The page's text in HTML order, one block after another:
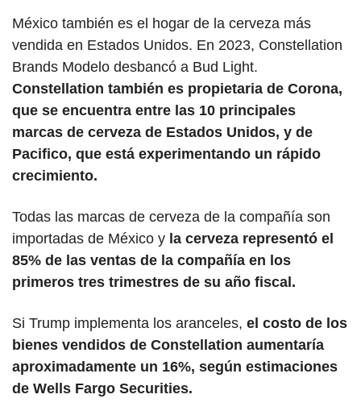
México también es el hogar de la cerveza más
vendida en Estados Unidos. En 2023, Constellation
Constellation también es propietaria de Corona,
que se encuentra entre las 10 principales
marcas de cerveza de Estados Unidos, y de
Pacifico, que está experimentando un rápido
crecimiento.
Todas las marcas de cerveza de la compañía son
importadas de México y la cerveza representó el
85% de las ventas de la compañía en los
primeros tres trimestres de su año fiscal.
Si Trump implementa los aranceles, el costo de los
bienes vendidos de Constellation aumentaría
aproximadamente un 16%, según estimaciones
de Wells Fargo Securities.